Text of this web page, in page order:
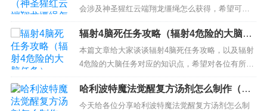
会涉及神圣猩红云端翔龙缰绳怎么获得，希望可以
解决你现在的问题！ 本文目录一览： 1、兔妖末日
成就怎么做 2、魔兽世界坐骑 3、魔兽世界7.1熊猫
人之谜成就怎么达成 4、魔兽世界龙坐骑在哪弄啊
蓝色的浑身还带电 5、魔兽世界兔妖末日怎么做...
辐射4脑死任务攻略（辐射4危险的大脑任
务）
本篇文章给大家谈谈辐射4脑死任务攻略，以及辐射
4危险的大脑任务对应的知识点，希望对各位有所帮
助，不要忘了收藏本站喔。 本文目录一览： 1、
《辐射4》流程：主线流程第一幕 2、辐射4攻略 辐
射4攻略流程 3、辐射4脑死亡凶手放不放走 《辐射
哈利波特魔法觉醒复方汤剂怎么制作（哈
利波特魔法觉醒 魔药配方）
今天给各位分享哈利波特魔法觉醒复方汤剂怎么制